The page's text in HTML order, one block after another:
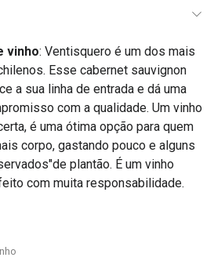
vinho: Ventisquero é um dos mais
Esse cabernet sauvignon
a sua linha de entrada e dá uma
com a qualidade. Um vinho
é uma ótima opção para quem
corpo, gastando pouco e alguns
plantão. É um vinho
com muita responsabilidade.